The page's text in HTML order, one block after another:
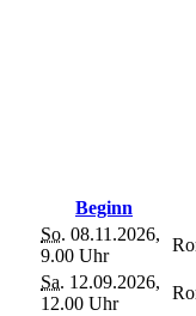
Beginn
So. 08.11.2026,
9.00 Uhr
Sa. 12.09.2026,
12.00 Uhr